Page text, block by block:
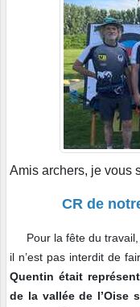
Amis archers, je vous
CR de
Pour la fête du travail,
il n’est pas interdit de
Quentin était
de la vallée de l’Oise